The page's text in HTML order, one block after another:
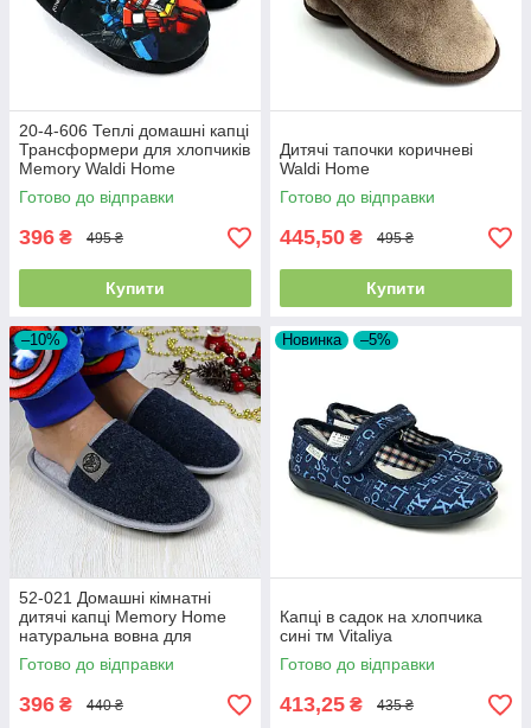
20-4-606 Теплі домашні капці
Трансформери для хлопчиків
Memory Waldi Home
Готово до відправки
396 ₴ 495 ₴
Купити
Дитячі тапочки коричневі
Waldi Home
Готово до відправки
445,50 ₴ 495 ₴
Купити
–10%
52-021 Домашні кімнатні
дитячі капці Memory Home
натуральна вовна для
хлопчиків тм Waldi
Готово до відправки
396 ₴ 440 ₴
Новинка –5%
Капці в садок на хлопчика
сині тм Vitaliya
Готово до відправки
413,25 ₴ 435 ₴